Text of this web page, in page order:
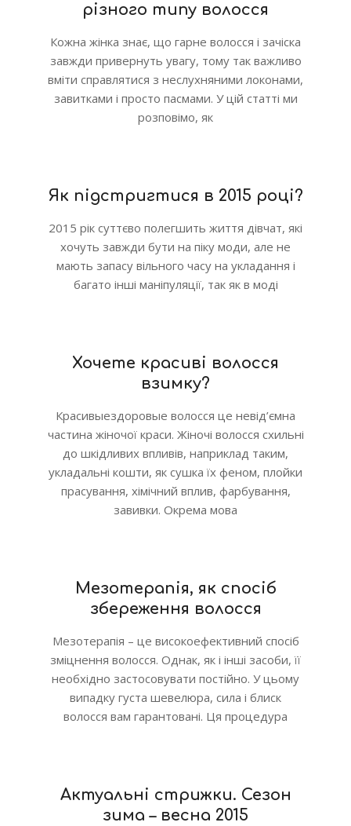
різного типу волосся
Кожна жінка знає, що гарне волосся і зачіска
завжди привернуть увагу, тому так важливо
вміти справлятися з неслухняними локонами,
завитками і просто пасмами. У цій статті ми
розповімо, як
Як підстригтися в 2015 році?
2015 рік суттєво полегшить життя дівчат, які
хочуть завжди бути на піку моди, але не
мають запасу вільного часу на укладання і
багато інші маніпуляції, так як в моді
Хочете красиві волосся
взимку?
Красивыездоровые волосся це невід’ємна
частина жіночої краси. Жіночі волосся схильні
до шкідливих впливів, наприклад таким,
укладальні кошти, як сушка їх феном, плойки
прасування, хімічний вплив, фарбування,
завивки. Окрема мова
Мезотерапія, як спосіб
збереження волосся
Мезотерапія – це високоефективний спосіб
зміцнення волосся. Однак, як і інші засоби, її
необхідно застосовувати постійно. У цьому
випадку густа шевелюра, сила і блиск
волосся вам гарантовані. Ця процедура
Актуальні стрижки. Сезон
зима – весна 2015